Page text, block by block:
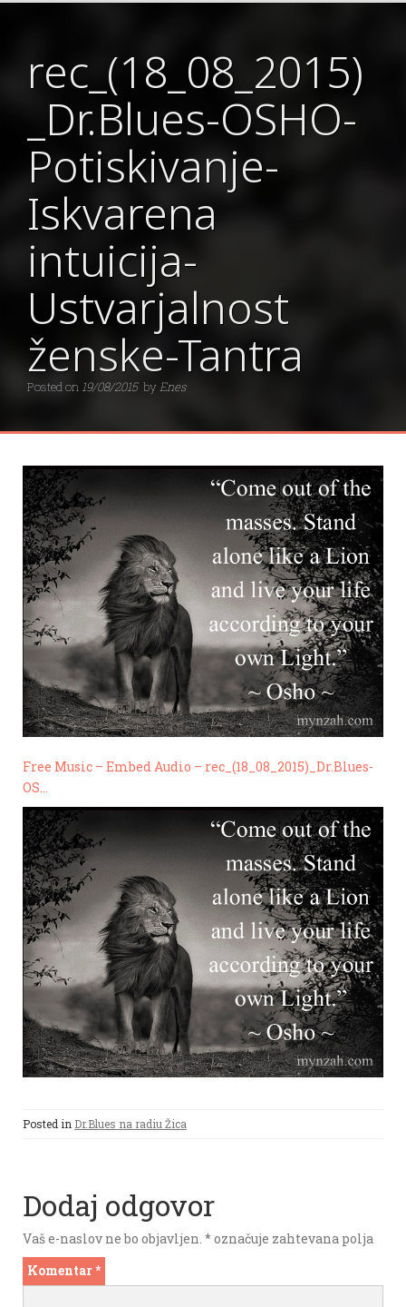
rec_(18_08_2015)
_Dr.Blues-OSHO-
Potiskivanje-
Iskvarena
intuicija-
Ustvarjalnost
ženske-Tantra
Posted on 19/08/2015 byEnes
Free Music – Embed Audio – rec_(18_08_2015)_Dr.Blues-
OS…
Posted in Dr.Blues na radiu Žica
Dodaj odgovor
Vaš e-naslov ne bo objavljen. *označuje zahtevana polja
Komentar*